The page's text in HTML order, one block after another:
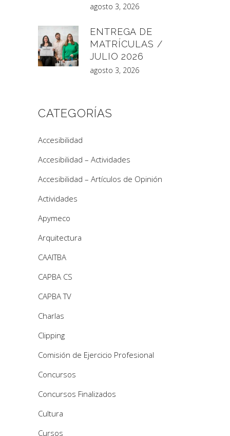
agosto 3, 2026
ENTREGA DE
MATRÍCULAS /
JULIO 2026
agosto 3, 2026
CATEGORÍAS
Accesibilidad
Accesibilidad – Actividades
Accesibilidad – Artículos de Opinión
Actividades
Apymeco
Arquitectura
CAAITBA
CAPBA CS
CAPBA TV
Charlas
Clipping
Comisión de Ejercicio Profesional
Concursos
Concursos Finalizados
Cultura
Cursos